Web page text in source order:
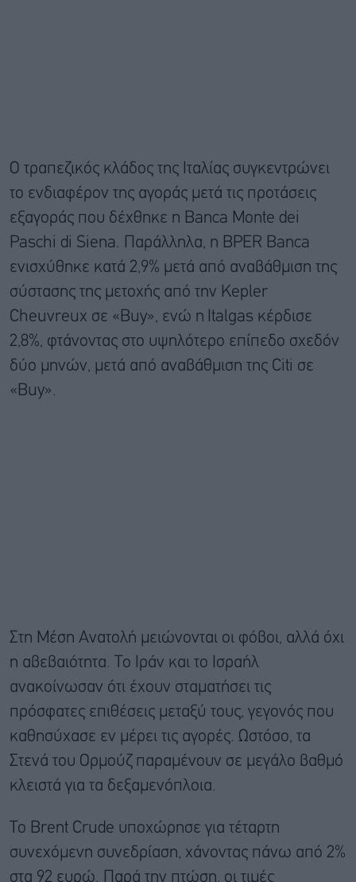
Ο τραπεζικός κλάδος της Ιταλίας συγκεντρώνει
το ενδιαφέρον της αγοράς μετά τις προτάσεις
εξαγοράς που δέχθηκε η Banca Monte dei
Paschi di Siena. Παράλληλα, η BPER Banca
ενισχύθηκε κατά 2,9% μετά από αναβάθμιση της
σύστασης της μετοχής από την Kepler
Cheuvreux σε «Buy», ενώ η Italgas κέρδισε
2,8%, φτάνοντας στο υψηλότερο επίπεδο σχεδόν
δύο μηνών, μετά από αναβάθμιση της Citi σε
«Buy».
Στη Μέση Ανατολή μειώνονται οι φόβοι, αλλά όχι
η αβεβαιότητα. Το Ιράν και το Ισραήλ
ανακοίνωσαν ότι έχουν σταματήσει τις
πρόσφατες επιθέσεις μεταξύ τους, γεγονός που
καθησύχασε εν μέρει τις αγορές. Ωστόσο, τα
Στενά του Ορμούζ παραμένουν σε μεγάλο βαθμό
κλειστά για τα δεξαμενόπλοια.
Το Brent Crude υποχώρησε για τέταρτη
συνεχόμενη συνεδρίαση, χάνοντας πάνω από 2%
στα 92 ευρώ. Παρά την πτώση, οι τιμές